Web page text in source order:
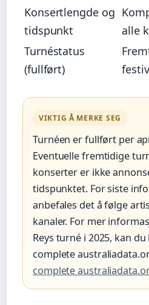
Konsertlengde og
tidspunkt
alle
Turnéstatus
(fullført)
VIKTIG Å MERKE SEG
Turnéen er fullført per
Eventuelle fremtidige
konserter er ikke
tidspunktet. For siste
anbefales det å følge
kanaler. For mer
Reys turné i 2025, kan
complete
complete